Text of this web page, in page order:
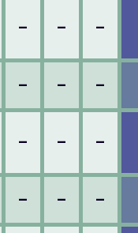
– – –
– – –
– – –
– – –